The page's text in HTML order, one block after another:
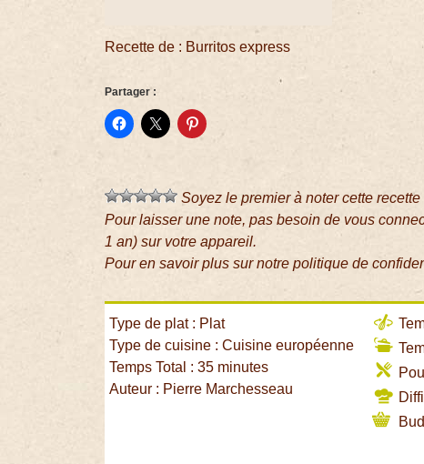
Recette de : Burritos express
Partager :
Soyez le premier à noter cette recette
Pour laisser une note, pas besoin de vous
1 an) sur votre appareil.
Pour en savoir plus sur notre politique de
Type de plat : Plat
Type de cuisine : Cuisine européenne
Temps Total : 35 minutes
Auteur : Pierre Marchesseau